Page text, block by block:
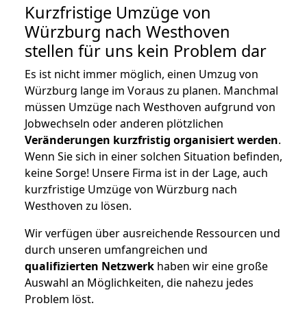
Kurzfristige Umzüge von
Würzburg nach Westhoven
stellen für uns kein Problem dar
Es ist nicht immer möglich, einen Umzug von
Würzburg lange im Voraus zu planen. Manchmal
müssen Umzüge nach Westhoven aufgrund von
Jobwechseln oder anderen plötzlichen
Veränderungen kurzfristig organisiert werden.
Wenn Sie sich in einer solchen Situation befinden,
keine Sorge! Unsere Firma ist in der Lage, auch
kurzfristige Umzüge von Würzburg nach
Westhoven zu lösen.
Wir verfügen über ausreichende Ressourcen und
durch unseren umfangreichen und
qualifizierten Netzwerk haben wir eine große
Auswahl an Möglichkeiten, die nahezu jedes
Problem löst.